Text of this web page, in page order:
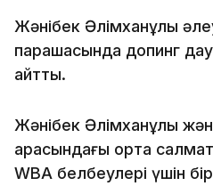
Жәнібек Әлімханұлы
парақшасында допинг
айтты.
Жәнібек Әлімханұлы
арасындағы орта
WBA белбеулері үшін